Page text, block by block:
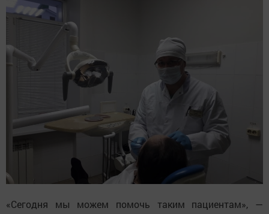
«Сегодня мы можем помочь таким пациентам», —